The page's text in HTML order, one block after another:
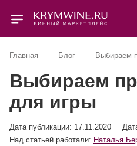
Главная — Блог — Выбираем
Выбираем
для игры
Дата публикации: 17.11.2020
Над статьей работали: Наталья